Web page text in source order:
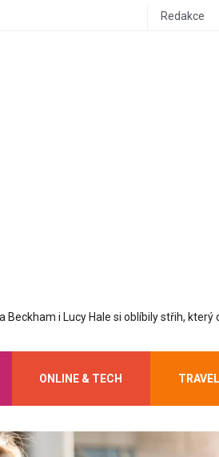
Redakce
nerovná se hydratovaná: Korejská
ONLINE & TECH TRAVEL